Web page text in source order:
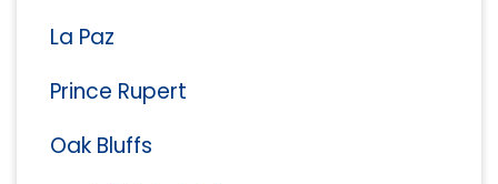
La Paz
Prince Rupert
Oak Bluffs